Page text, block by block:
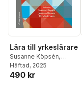
Lära till yrkeslärare
Susanne Köpsén,
Johanna Köpsén
Andersson
Häftad, 2025
490 kr